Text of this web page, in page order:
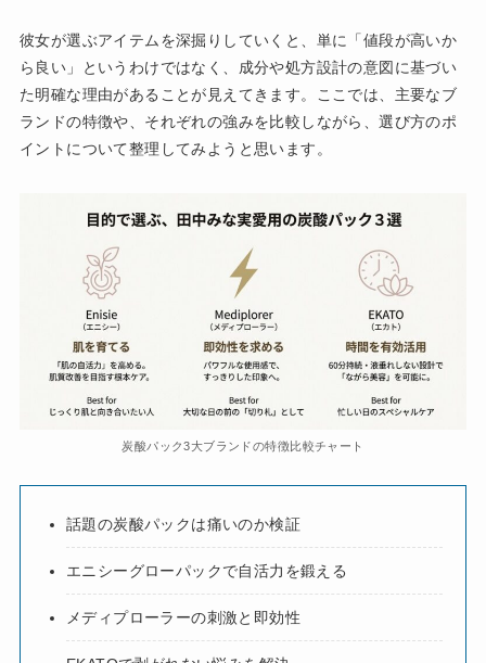
彼女が選ぶアイテムを深掘りしていくと、単に「値段が高いか
ら良い」というわけではなく、成分や処方設計の意図に基づい
た明確な理由があることが見えてきます。ここでは、主要なブ
ランドの特徴や、それぞれの強みを比較しながら、選び方のポ
イントについて整理してみようと思います。
炭酸パック3大ブランドの特徴比較チャート
話題の炭酸パックは痛いのか検証
エニシーグローパックで自活力を鍛える
メディプローラーの刺激と即効性